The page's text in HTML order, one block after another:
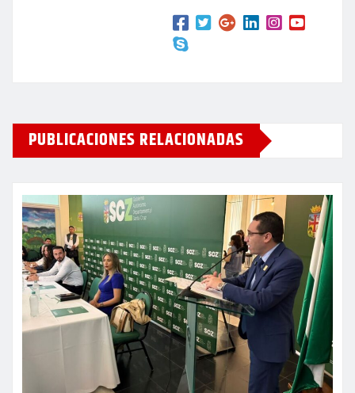
PUBLICACIONES RELACIONADAS